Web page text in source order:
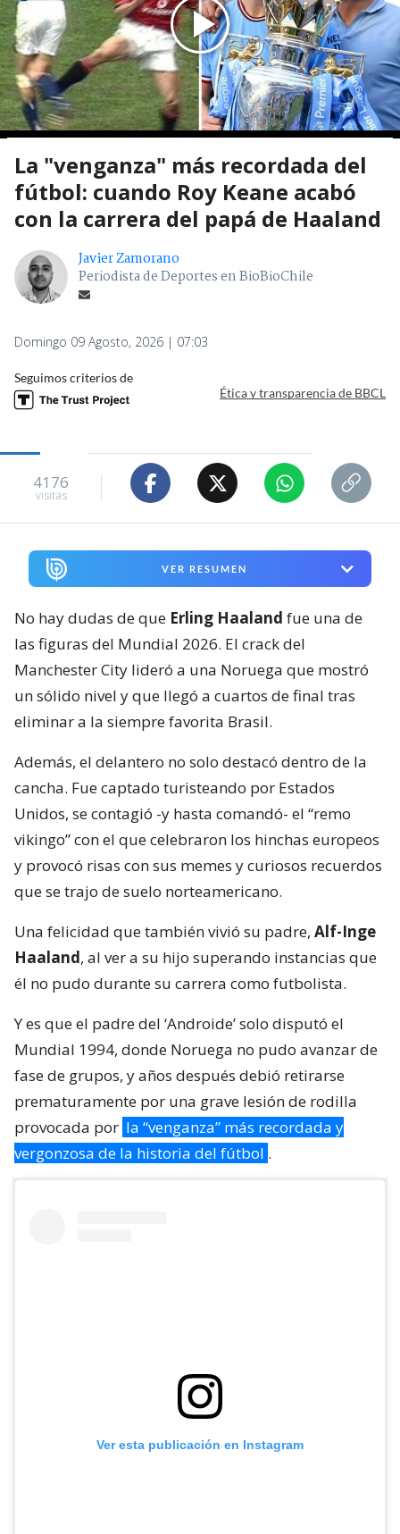
La "venganza" más recordada del
fútbol: cuando Roy Keane acabó
con la carrera del papá de Haaland
Javier Zamorano
Periodista de Deportes en BioBioChile
Domingo 09 Agosto, 2026 | 07:03
Seguimos criterios de
Ética y transparencia de BBCL
4176
visitas
VER RESUMEN
No hay dudas de que Erling Haaland fue una de
las figuras del Mundial 2026. El crack del
Manchester City lideró a una Noruega que mostró
un sólido nivel y que llegó a cuartos de final tras
eliminar a la siempre favorita Brasil.
Además, el delantero no solo destacó dentro de la
cancha. Fue captado turisteando por Estados
Unidos, se contagió -y hasta comandó- el “remo
vikingo” con el que celebraron los hinchas europeos
y provocó risas con sus memes y curiosos recuerdos
que se trajo de suelo norteamericano.
Una felicidad que también vivió su padre, Alf-Inge
Haaland, al ver a su hijo superando instancias que
él no pudo durante su carrera como futbolista.
Y es que el padre del ‘Androide’ solo disputó el
Mundial 1994, donde Noruega no pudo avanzar de
fase de grupos, y años después debió retirarse
prematuramente por una grave lesión de rodilla
provocada por la “venganza” más recordada y
vergonzosa de la historia del fútbol .
Ver esta publicación en Instagram